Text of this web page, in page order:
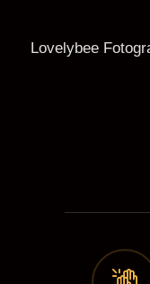
Lovelybee